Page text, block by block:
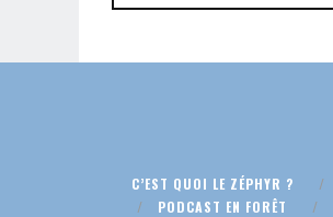
C’EST QUOI LE ZÉPHYR ?
PODCAST EN FORÊT